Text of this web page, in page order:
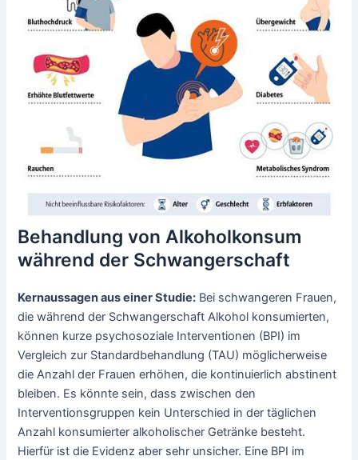
Behandlung von Alkoholkonsum
während der Schwangerschaft
Kernaussagen aus einer Studie: Bei schwangeren Frauen,
die während der Schwangerschaft Alkohol konsumierten,
können kurze psychosoziale Interventionen (BPI) im
Vergleich zur Standardbehandlung (TAU) möglicherweise
die Anzahl der Frauen erhöhen, die kontinuierlich abstinent
bleiben. Es könnte sein, dass zwischen den
Interventionsgruppen kein Unterschied in der täglichen
Anzahl konsumierter alkoholischer Getränke besteht.
Hierfür ist die Evidenz aber sehr unsicher. Eine BPI im